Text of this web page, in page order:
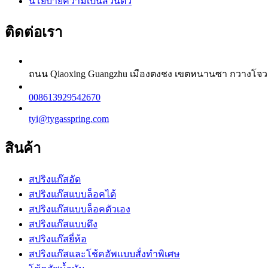
ติดต่อเรา
ถนน Qiaoxing Guangzhu เมืองตงชง เขตหนานซา กวางโจ
008613929542670
tyi@tygasspring.com
สินค้า
สปริงแก๊สอัด
สปริงแก๊สแบบล็อคได้
สปริงแก๊สแบบล็อคตัวเอง
สปริงแก๊สแบบดึง
สปริงแก๊สยี่ห้อ
สปริงแก๊สและโช้คอัพแบบสั่งทำพิเศษ